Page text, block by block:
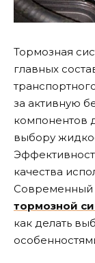
Тормозная
главных
за активную
компонентов
выбору
качества
Современный
тормозной
как делать